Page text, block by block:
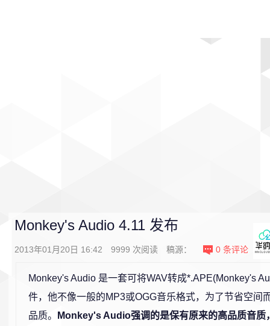
Monkey's Audio 4.11 发布
2013年01月20日 16:42 9999 次阅读 稿源： 0 条评论
Monkey's Audio 是一套可将WAV转成*.APE(Monkey's
件，他不像一般的MP3或OGG音乐格式，为了节省空间
品质。
Monkey's Audio强调的是保有原来的高品质音质